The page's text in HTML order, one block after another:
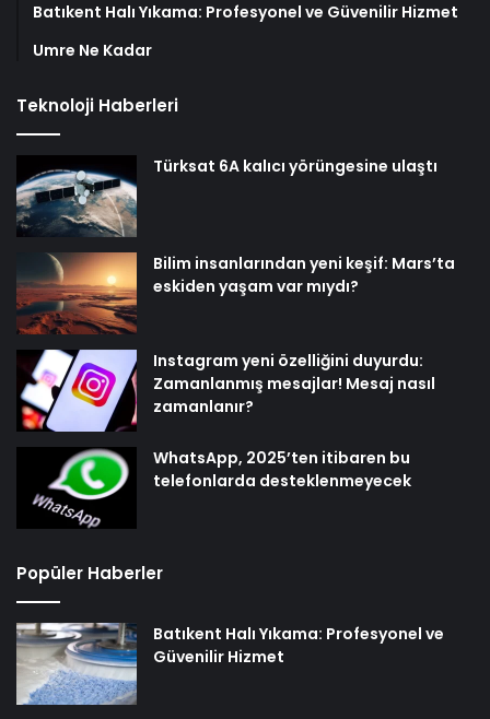
Batıkent Halı Yıkama: Profesyonel ve Güvenilir Hizmet
Umre Ne Kadar
Teknoloji Haberleri
Türksat 6A kalıcı yörüngesine ulaştı
Bilim insanlarından yeni keşif: Mars’ta
eskiden yaşam var mıydı?
Instagram yeni özelliğini duyurdu:
Zamanlanmış mesajlar! Mesaj nasıl
zamanlanır?
WhatsApp, 2025’ten itibaren bu
telefonlarda desteklenmeyecek
Popüler Haberler
Batıkent Halı Yıkama: Profesyonel ve
Güvenilir Hizmet